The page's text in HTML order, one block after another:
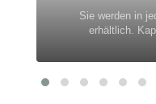
Sie werden in
erhältlich.